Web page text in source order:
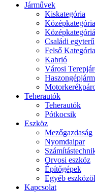
Járművek
Kiskategória
Középkategória
Családi egyterű
Felső Kategória
Kabrió
Városi
Teherautók
Teherautók
Pótkocsik
Eszköz
Mezőgazdaság
Nyomdaipar
Orvosi eszköz
Építőgépek
Egyéb
Kapcsolat